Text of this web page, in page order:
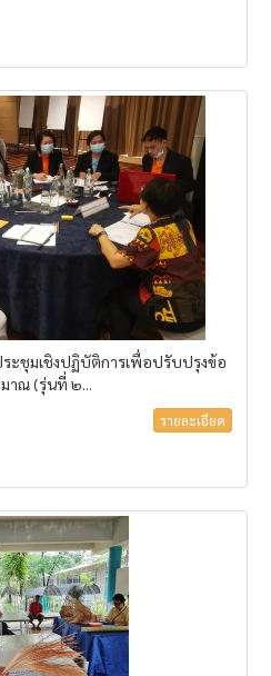
ะชุมเชิงปฏิบัติการเพื่อปรับปรุงข้อ
าณ (รุ่นที่ ๒...
รายละเอียด